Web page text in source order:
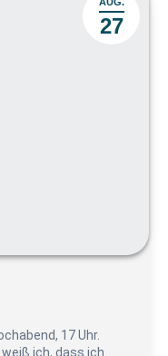
27
17 Uhr.
ich, dass ich